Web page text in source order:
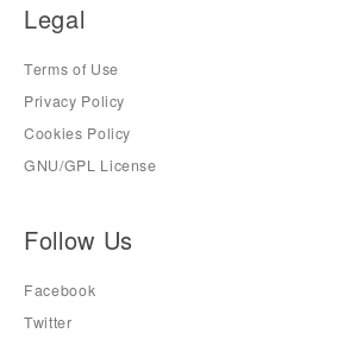
Legal
Terms of Use
Privacy Policy
Cookies Policy
GNU/GPL License
Follow Us
Facebook
Twitter